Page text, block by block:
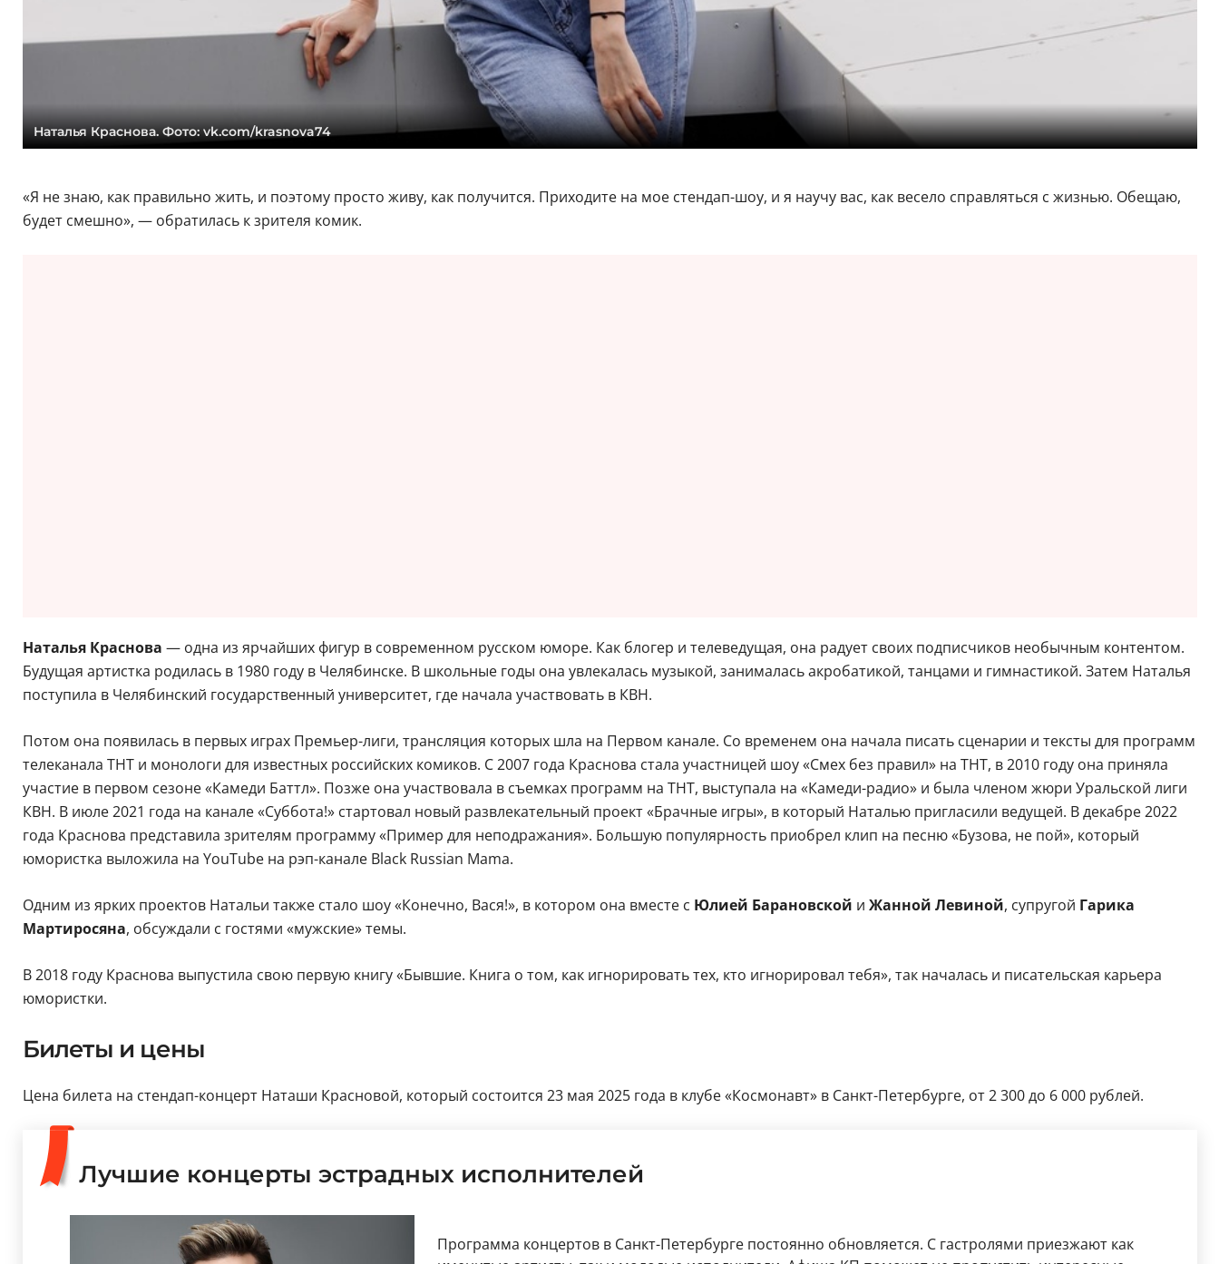
Наталья Краснова. Фото: vk.com/krasnova74
«Я не знаю, как правильно жить, и поэтому просто живу, как получится. Приходите на мое стендап-шоу, и я научу вас, как весело справляться с жизнью. Обещаю,
будет смешно», — обратилась к зрителя комик.
Наталья Краснова — одна из ярчайших фигур в современном русском юморе. Как блогер и телеведущая, она радует своих подписчиков необычным контентом.
Будущая артистка родилась в 1980 году в Челябинске. В школьные годы она увлекалась музыкой, занималась акробатикой, танцами и гимнастикой. Затем Наталья
поступила в Челябинский государственный университет, где начала участвовать в КВН.
Потом она появилась в первых играх Премьер-лиги, трансляция которых шла на Первом канале. Со временем она начала писать сценарии и тексты для программ
телеканала ТНТ и монологи для известных российских комиков. С 2007 года Краснова стала участницей шоу «Смех без правил» на ТНТ, в 2010 году она приняла
участие в первом сезоне «Камеди Баттл». Позже она участвовала в съемках программ на ТНТ, выступала на «Камеди-радио» и была членом жюри Уральской лиги
КВН. В июле 2021 года на канале «Суббота!» стартовал новый развлекательный проект «Брачные игры», в который Наталью пригласили ведущей. В декабре 2022
года Краснова представила зрителям программу «Пример для неподражания». Большую популярность приобрел клип на песню «Бузова, не пой», который
юмористка выложила на YouTube на рэп-канале Black Russian Mama.
Одним из ярких проектов Натальи также стало шоу «Конечно, Вася!», в котором она вместе с Юлией Барановской и Жанной Левиной, супругой Гарика
Мартиросяна, обсуждали с гостями «мужские» темы.
В 2018 году Краснова выпустила свою первую книгу «Бывшие. Книга о том, как игнорировать тех, кто игнорировал тебя», так началась и писательская карьера
юмористки.
Билеты и цены
Цена билета на стендап-концерт Наташи Красновой, который состоится 23 мая 2025 года в клубе «Космонавт» в Санкт-Петербурге, от 2 300 до 6 000 рублей.
Лучшие концерты эстрадных исполнителей
Программа концертов в Санкт-Петербурге постоянно обновляется. С гастролями приезжают как